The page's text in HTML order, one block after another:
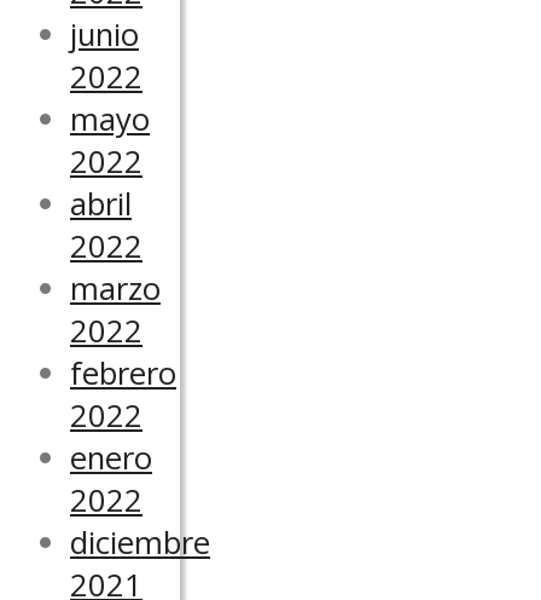
junio
2022
mayo
2022
abril
2022
marzo
2022
febrero
2022
enero
2022
diciembre
2021